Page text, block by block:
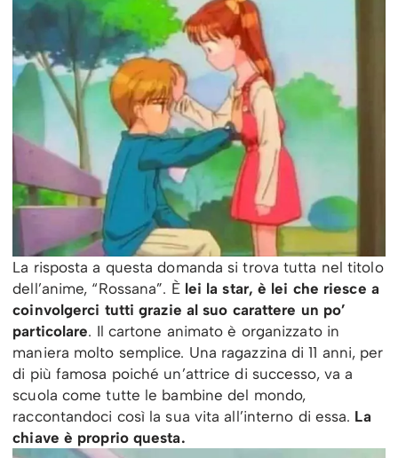
La risposta a questa domanda si trova tutta nel titolo
dell’anime, “Rossana”. Èlei la star, è lei che riesce a
coinvolgerci tutti grazie al suo carattere un po’
particolare. Il cartone animato è organizzato in
maniera molto semplice. Una ragazzina di 11 anni, per
di più famosa poiché un’attrice di successo, va a
scuola come tutte le bambine del mondo,
raccontandoci così la sua vita all’interno di essa. La
chiave è proprio questa.